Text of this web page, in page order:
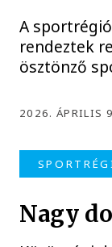
A
rendeztek
ösztönző
2026. ÁPRILIS
Nagy